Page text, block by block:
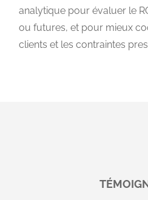
analytique pour évaluer le
ou futures, et pour mieux
clients et les contraintes